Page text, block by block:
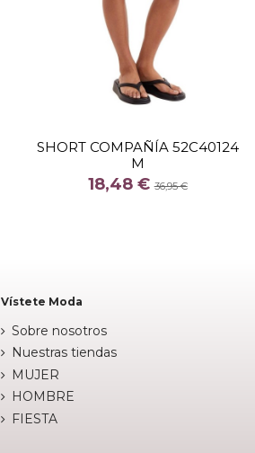
SHORT COMPAÑÍA 52C40124
M
18,48 €36,95 €
TALLA
COLOR
Vístete Moda
Sobre nosotros
Nuestras tiendas
MUJER
HOMBRE
FIESTA